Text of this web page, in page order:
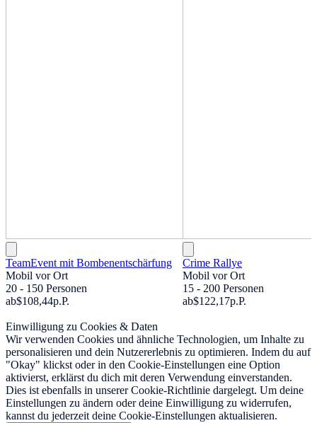
TeamEvent mit Bombenentschärfung
Mobil vor Ort
20 - 150 Personen
ab$108,44p.P.
Crime Rallye
Mobil vor Ort
15 - 200 Personen
ab$122,17p.P.
Einwilligung zu Cookies & Daten
Wir verwenden Cookies und ähnliche Technologien, um Inhalte zu
personalisieren und dein Nutzererlebnis zu optimieren. Indem du auf
"Okay" klickst oder in den Cookie-Einstellungen eine Option
aktivierst, erklärst du dich mit deren Verwendung einverstanden.
Dies ist ebenfalls in unserer Cookie-Richtlinie dargelegt. Um deine
Einstellungen zu ändern oder deine Einwilligung zu widerrufen,
kannst du jederzeit deine Cookie-Einstellungen aktualisieren.